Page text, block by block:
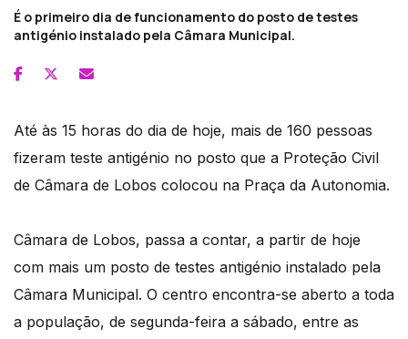
É o primeiro dia de funcionamento do posto de testes
antigénio instalado pela Câmara Municipal.
Até às 15 horas do dia de hoje, mais de 160 pessoas
fizeram teste antigénio no posto que a Proteção Civil
de Câmara de Lobos colocou na Praça da Autonomia.
Câmara de Lobos, passa a contar, a partir de hoje
com mais um posto de testes antigénio instalado pela
Câmara Municipal. O centro encontra-se aberto a toda
a população, de segunda-feira a sábado, entre as